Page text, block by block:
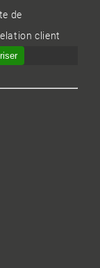
de
client